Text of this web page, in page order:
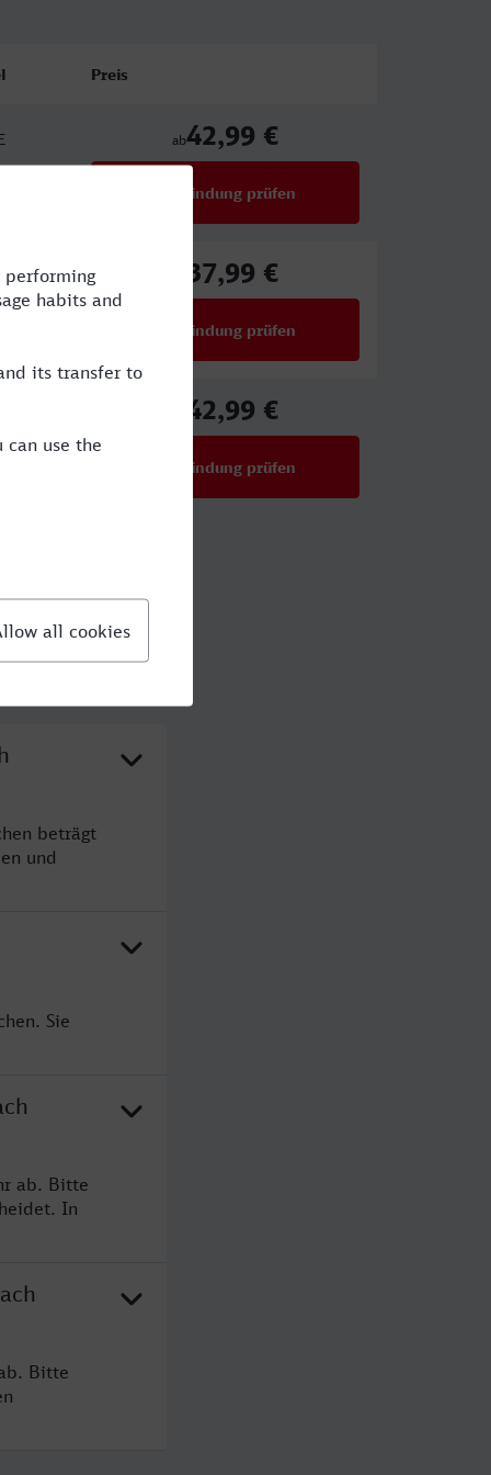
Preis
ab42,99 €
Verbindung prüfen
37,99 €
Verbindung prüfen
42,99 €
Verbindung prüfen
beträgt
und
Sie
ab. Bitte
In
Bitte